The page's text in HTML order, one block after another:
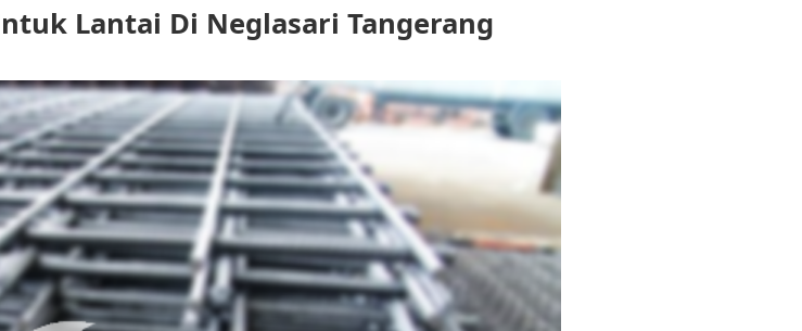
Lantai Di Neglasari Tangerang